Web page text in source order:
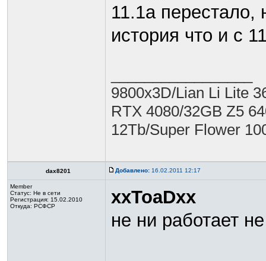
11.1а перестало,
история что и с
9800x3D/Lian Li Lite
RTX 4080/32GB Z5
12Tb/Super Flower
dax8201 Добавлено: 16.02.2011 12:17
Member
Статус: Не в сети
Регистрация: 15.02.2010
Откуда: РСФСР
xxToaDxx
не ни работает